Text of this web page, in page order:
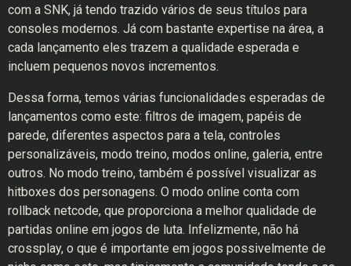
com a SNK, já tendo trazido vários de seus títulos para
consoles modernos. Já com bastante expertise na área, a
cada lançamento eles trazem a qualidade esperada e
incluem pequenos novos incrementos.
Dessa forma, temos várias funcionalidades esperadas de
lançamentos como este: filtros de imagem, papéis de
parede, diferentes aspectos para a tela, controles
personalizáveis, modo treino, modos online, galeria, entre
outros. No modo treino, também é possível visualizar as
hitboxes dos personagens. O modo online conta com
rollback netcode, que proporciona a melhor qualidade de
partidas online em jogos de luta. Infelizmente, não há
crossplay, o que é importante em jogos possivelmente de